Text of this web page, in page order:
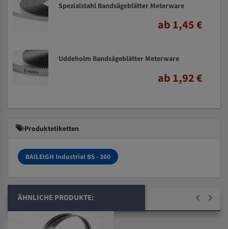
Spezialstahl Bandsägeblätter Meterware
ab 1,45 €
Uddeholm Bandsägeblätter Meterware
ab 1,92 €
Produktetiketten
BAILEIGH Industrial BS - 360
ÄHNLICHE PRODUKTE: